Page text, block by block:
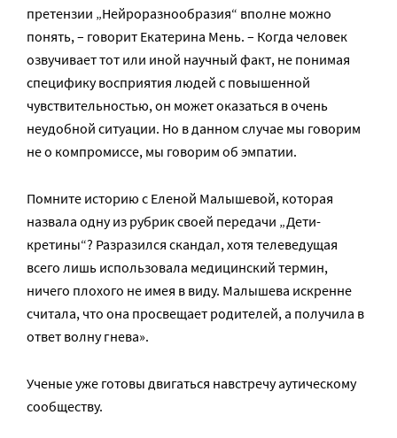
претензии „Нейроразнообразия“ вполне можно
понять, – говорит Екатерина Мень. – Когда человек
озвучивает тот или иной научный факт, не понимая
специфику восприятия людей с повышенной
чувствительностью, он может оказаться в очень
неудобной ситуации. Но в данном случае мы говорим
не о компромиссе, мы говорим об эмпатии.
Помните историю с Еленой Малышевой, которая
назвала одну из рубрик своей передачи „Дети-
кретины“? Разразился скандал, хотя телеведущая
всего лишь использовала медицинский термин,
ничего плохого не имея в виду. Малышева искренне
считала, что она просвещает родителей, а получила в
ответ волну гнева».
Ученые уже готовы двигаться навстречу аутическому
сообществу.